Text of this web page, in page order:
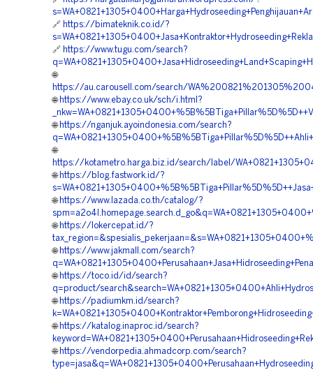
🔗 https://bimateknik.co.id/?
🔗 https://www.tugu.com/search?
🌐
https://au.carousell.com/search/
🌐 https://www.ebay.co.uk/sch/i.html?
🌐 https://nganjuk.ayoindonesia.com/search?
🌐
https://kotametro.harga.biz.id/search/label/
🌐 https://blog.fastwork.id/?
🌐 https://www.lazada.co.th/catalog/?
🌐 https://lokercepat.id/?
🌐 https://www.jakmall.com/search?
🌐 https://toco.id/id/search?
q=product/
🌐 https://padiumkm.id/search?
🌐 https://katalog.inaproc.id/search?
🌐 https://vendorpedia.ahmadcorp.com/search?